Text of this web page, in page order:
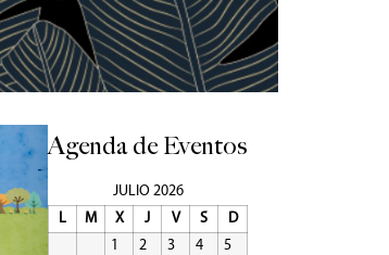
Agenda de Eventos
JULIO 2026
L
M X J V S
D
1
2 3 4
5